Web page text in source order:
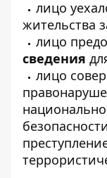
лицо
жительства
лицо
сведения
лицо